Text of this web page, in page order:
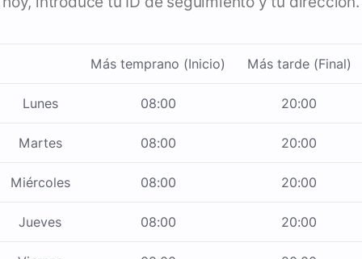
Más temprano (Inicio) Más tarde (Final)
Lunes 08:00 20:00
Martes 08:00 20:00
Miércoles 08:00 20:00
Jueves 08:00 20:00